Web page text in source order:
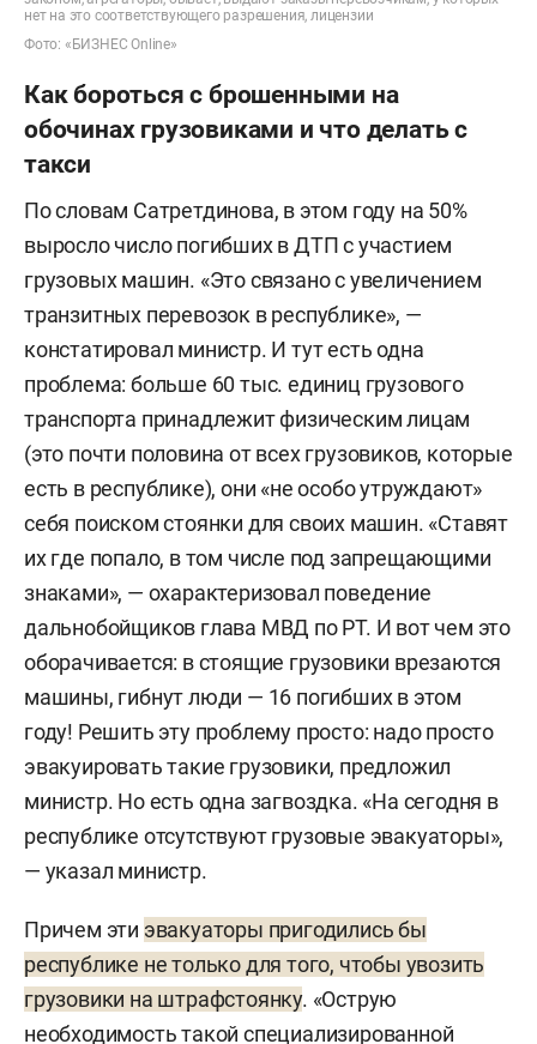
нет на это соответствующего разрешения, лицензии
Фото: «БИЗНЕС Online»
Как бороться с брошенными на
обочинах грузовиками и что делать с
такси
По словам Сатретдинова, в этом году на 50%
выросло число погибших в ДТП с участием
грузовых машин. «Это связано с увеличением
транзитных перевозок в республике», —
констатировал министр. И тут есть одна
проблема: больше 60 тыс. единиц грузового
транспорта принадлежит физическим лицам
(это почти половина от всех грузовиков, которые
есть в республике), они «не особо утруждают»
себя поиском стоянки для своих машин. «Ставят
их где попало, в том числе под запрещающими
знаками», — охарактеризовал поведение
дальнобойщиков глава МВД по РТ. И вот чем это
оборачивается: в стоящие грузовики врезаются
машины, гибнут люди — 16 погибших в этом
году! Решить эту проблему просто: надо просто
эвакуировать такие грузовики, предложил
министр. Но есть одна загвоздка. «На сегодня в
республике отсутствуют грузовые эвакуаторы»,
— указал министр.
Причем эти эвакуаторы пригодились бы
республике не только для того, чтобы увозить
грузовики на штрафстоянку. «Острую
необходимость такой специализированной